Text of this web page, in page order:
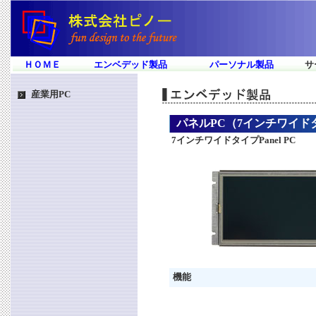
ＨＯＭＥ エンベデッド製品 パーソナル製品 サ
産業用PC
パネルPC（7インチワイド
7インチワイドタイプPanel PC
機能